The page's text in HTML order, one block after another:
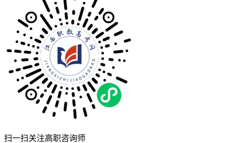
扫一扫关注高职咨询师